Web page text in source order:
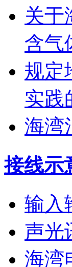
关于
含气
规定
实践
海湾
接线示
输入
声光
海湾